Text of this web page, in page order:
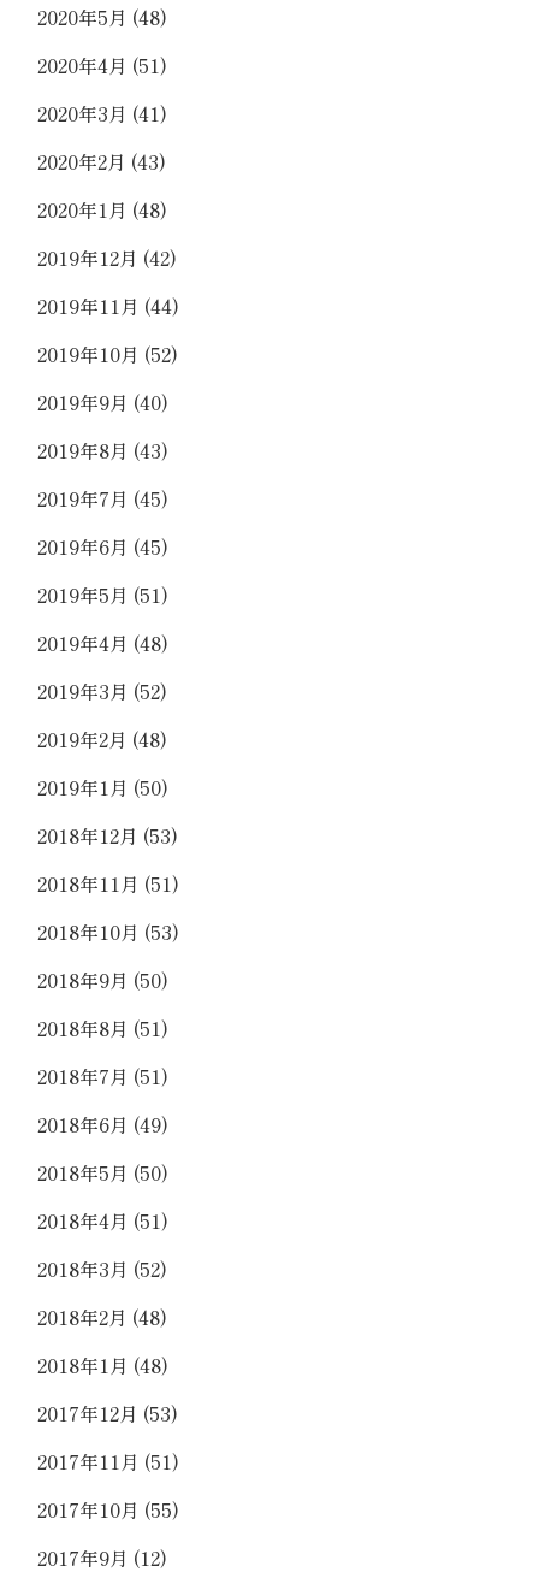
2020年5月 (48)
2020年4月 (51)
2020年3月 (41)
2020年2月 (43)
2020年1月 (48)
2019年12月 (42)
2019年11月 (44)
2019年10月 (52)
2019年9月 (40)
2019年8月 (43)
2019年7月 (45)
2019年6月 (45)
2019年5月 (51)
2019年4月 (48)
2019年3月 (52)
2019年2月 (48)
2019年1月 (50)
2018年12月 (53)
2018年11月 (51)
2018年10月 (53)
2018年9月 (50)
2018年8月 (51)
2018年7月 (51)
2018年6月 (49)
2018年5月 (50)
2018年4月 (51)
2018年3月 (52)
2018年2月 (48)
2018年1月 (48)
2017年12月 (53)
2017年11月 (51)
2017年10月 (55)
2017年9月 (12)